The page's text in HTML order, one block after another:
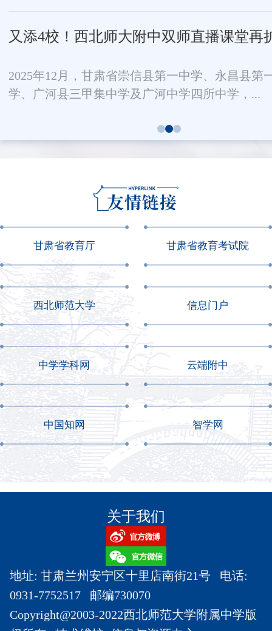
又添4校！西北师大附中双师直播课堂再
2025年12月，甘肃省崇信县第一中学、永昌县第
学、广河县三甲集中学及广河中学四所中学，...
甘肃省教育厅 甘肃省教育考试院
西北师范大学 信息门户
中学学科网 云端附中
中国知网 智学网
关于我们
地址: 甘肃兰州安宁区十里店南街21号 电话:
0931-7752517 邮编730070
Copyright@2003-2022西北师范大学附属中学版